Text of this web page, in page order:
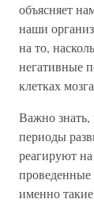
объясняет
наши
на то,
негативные
клетках
Важно знать,
периоды
реагируют
именно